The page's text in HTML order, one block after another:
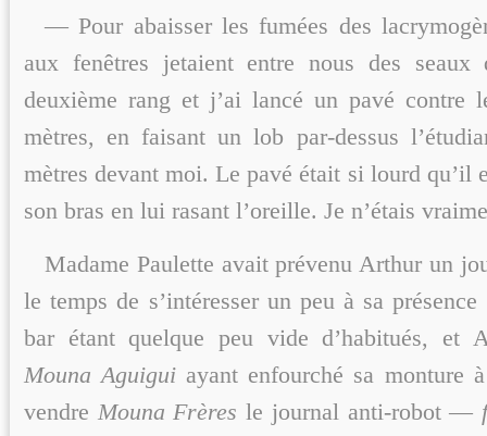
— Pour abaisser les fumées des
aux fenêtres jetaient entre nous des seaux
deuxième rang et j’ai lancé un pavé contre
mètres, en faisant un lob par-dessus
mètres devant moi. Le pavé était si lourd qu’il
son bras en lui rasant l’oreille. Je n’étais
Madame Paulette avait prévenu Arthur un
le temps de s’intéresser un peu à sa
bar étant quelque peu vide d’habitués, et
Mouna Aguigui ayant enfourché sa monture
vendre Mouna Frères le journal anti-robot —